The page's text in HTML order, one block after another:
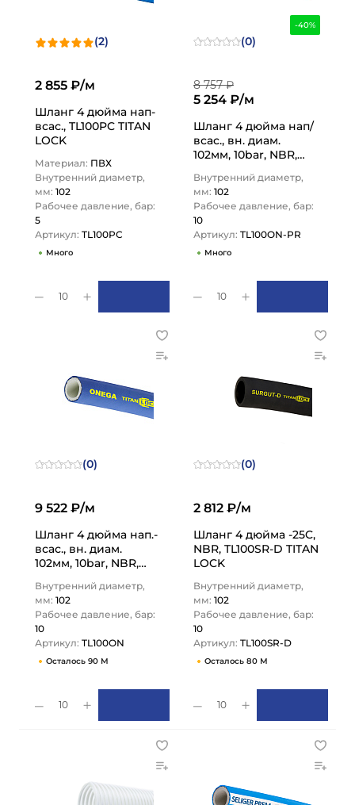
(2)
2 855 ₽/м
Шланг 4 дюйма нап-
всас., TL100PC TITAN
LOCK
Материал: ПВХ
Внутренний диаметр,
мм: 102
Рабочее давление, бар:
5
Артикул: TL100PC
Много
10
-40%
(0)
8 757 ₽
5 254 ₽/м
Шланг 4 дюйма нап/
всас., вн. диам.
102мм, 10bar, NBR,
LOCK
Внутренний диаметр,
мм: 102
Рабочее давление, бар:
10
Артикул: TL100ON-PR
Много
10
(0)
9 522 ₽/м
Шланг 4 дюйма нап.-
всас., вн. диам.
102мм, 10bar, NBR,
Внутренний диаметр,
мм: 102
Рабочее давление, бар:
10
Артикул: TL100ON
Осталось 90 М
10
(0)
2 812 ₽/м
Шланг 4 дюйма -25C,
NBR, TL100SR-D TITAN
LOCK
Внутренний диаметр,
мм: 102
Рабочее давление, бар:
10
Артикул: TL100SR-D
Осталось 80 М
10